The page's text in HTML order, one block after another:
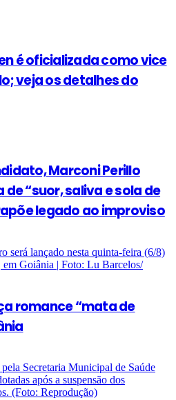
é oficializada como vice
veja os detalhes do
Marconi Perillo
“suor, saliva e sola de
legado ao improviso
romance “mata de